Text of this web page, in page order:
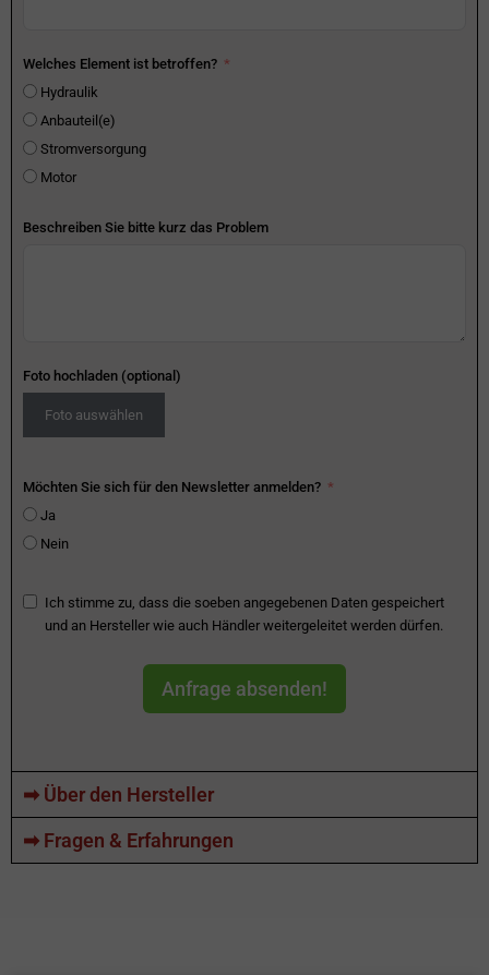
Welches Element ist betroffen?
Hydraulik
Anbauteil(e)
Stromversorgung
Motor
Beschreiben Sie bitte kurz das Problem
Foto hochladen (optional)
Foto auswählen
Möchten Sie sich für den Newsletter anmelden?
Ja
Nein
Ich stimme zu, dass die soeben angegebenen Daten gespeichert
und an Hersteller wie auch Händler weitergeleitet werden dürfen.
Anfrage absenden!
➡ Über den Hersteller
➡ Fragen & Erfahrungen